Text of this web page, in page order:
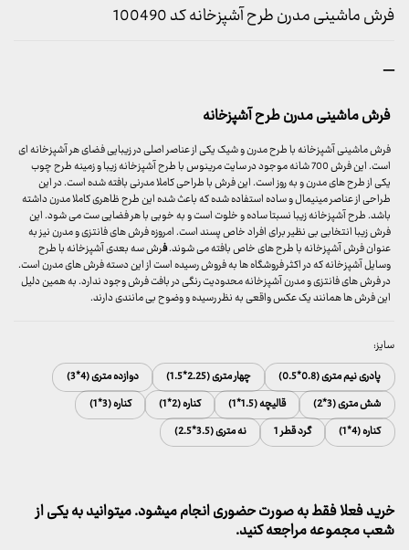
فرش ماشینی مدرن طرح آشپزخانه کد 100490
–محدوده
599,000 تومان
تا
15,999,000 تومان
فرش ماشینی مدرن طرح آشپزخانه
فرش ماشینی آشپزخانه با طرح مدرن و شیک یکی از عناصر اصلی در زیبایی فضای هر آشپزخانه ای
است. این فرش 700 شانه موجود در سایت مرینوس با طرح آشپزخانه زیبا و زمینه طرح چوب
یکی از طرح های مدرن و به روز است. این فرش با طراحی کاملا مدرنی بافته شده است. در این
طراحی از عناصر مینیمال و ساده استفاده شده که باعث شده این طرح ظاهری کاملا مدرن داشته
باشد. طرح آشپزخانه زیبا نسبتا ساده و خلوت است و به خوبی با هر فضایی ست می شود. این
فرش زیبا انتخابی بی نظیر برای افراد خاص پسند است. امروزه فرش های فانتزی و مدرن نیز به
عنوان فرش آشپزخانه با طرح های خاص بافته می شوند.فرش سه بعدی آشپزخانه با طرح
وسایل آشپزخانه که در اکثر فروشگاه ها به فروش رسیده است از این دسته فرش های مدرن است.
در فرش های فانتزی و مدرن آشپزخانه محدودیت رنگی در بافت فرش وجود ندارد. به همین دلیل
این فرش ها همانند یک عکس واقعی به نظر رسیده و وضوح بی مانندی دارند.
سایز:
پادری نیم متری (0.8*0.5)
چهار متری (2.25*1.5)
دوازده متری (4*3)
شش متری (3*2)
قالیچه (1.5*1) کناره (2*1)
کناره (3*1)
کناره (4*1)
گرد قطر 1 نه متری (3.5*2.5)
خرید فعلا فقط به صورت حضوری انجام میشود. میتوانید به یکی از
شعب مجموعه مراجعه کنید.